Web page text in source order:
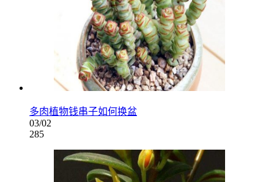
多肉植物钱串子如何换盆
03/02
285